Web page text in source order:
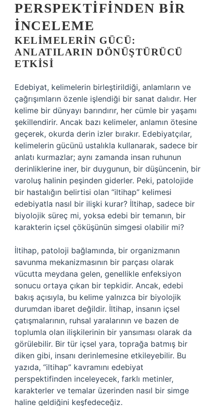
PERSPEKTIFINDEN BIR
İNCELEME
KELIMELERIN GÜCÜ:
ANLATILARIN DÖNÜŞTÜRÜCÜ
ETKISI
Edebiyat, kelimelerin birleştirildiği, anlamların ve
çağrışımların özenle işlendiği bir sanat dalıdır. Her
kelime bir dünyayı barındırır, her cümle bir yaşamı
şekillendirir. Ancak bazı kelimeler, anlamın ötesine
geçerek, okurda derin izler bırakır. Edebiyatçılar,
kelimelerin gücünü ustalıkla kullanarak, sadece bir
anlatı kurmazlar; aynı zamanda insan ruhunun
derinliklerine iner, bir duygunun, bir düşüncenin, bir
varoluş halinin peşinden giderler. Peki, patolojide
bir hastalığın belirtisi olan “iltihap” kelimesi
edebiyatla nasıl bir ilişki kurar? İltihap, sadece bir
biyolojik süreç mi, yoksa edebi bir temanın, bir
karakterin içsel çöküşünün simgesi olabilir mi?
İltihap, patoloji bağlamında, bir organizmanın
savunma mekanizmasının bir parçası olarak
vücutta meydana gelen, genellikle enfeksiyon
sonucu ortaya çıkan bir tepkidir. Ancak, edebi
bakış açısıyla, bu kelime yalnızca bir biyolojik
durumdan ibaret değildir. İltihap, insanın içsel
çatışmalarının, ruhsal yaralarının ve bazen de
toplumla olan ilişkilerinin bir yansıması olarak da
görülebilir. Bir tür içsel yara, toprağa batmış bir
diken gibi, insanı derinlemesine etkileyebilir. Bu
yazıda, “iltihap” kavramını edebiyat
perspektifinden inceleyecek, farklı metinler,
karakterler ve temalar üzerinden nasıl bir simge
haline geldiğini keşfedeceğiz.